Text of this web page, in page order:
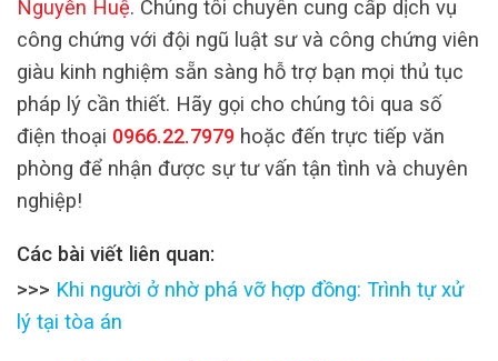
Nguyễn Huệ. Chúng tôi chuyên cung cấp dịch vụ
công chứng với đội ngũ luật sư và công chứng viên
giàu kinh nghiệm sẵn sàng hỗ trợ bạn mọi thủ tục
pháp lý cần thiết. Hãy gọi cho chúng tôi qua số
điện thoại 0966.22.7979 hoặc đến trực tiếp văn
phòng để nhận được sự tư vấn tận tình và chuyên
nghiệp!
Các bài viết liên quan:
>>> Khi người ở nhờ phá vỡ hợp đồng: Trình tự xử
lý tại tòa án